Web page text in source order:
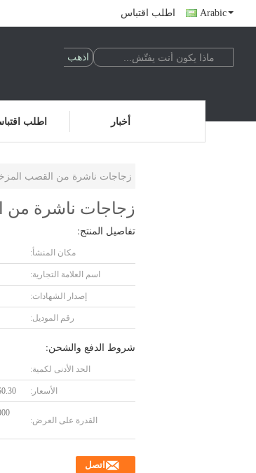
اطلب اقتباس Arabic
اطلب أخبار
زجاجات ناشرة من القصب المزخرفة 130 مل مضادة للتآكل مع
زجاجات ناشرة من القصب المزخرفة
تفاصيل المنتج:
مكان المنشأ:
اسم العلامة التجارية:
إصدار الشهادات:
رقم الموديل:
شروط الدفع والشحن:
الحد الأدنى لكمية:
الأسعار: >=10000 Pieces
القدرة على العرض:
اتصل